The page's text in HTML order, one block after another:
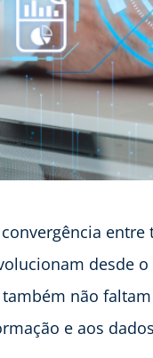
desde
não
e aos